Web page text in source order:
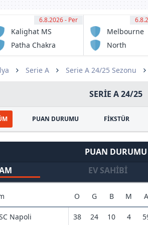
12:30
6.8.2026 - Per
Kalighat MS
Patha Chakra
Melbourne
Victory FC
North
Eagles FC
Serie A Serie A 24/25 Sezonu
SERIE A 24/25
PUAN DURUMU FİKSTÜR
PUAN DURUMU
EV SAHIBI
O G B M A
Napoli 38 24 10 4